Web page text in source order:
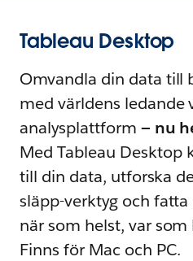
Tableau Desktop
Omvandla din data till
med världens ledande
analysplattform — nu
Med Tableau Desktop
till din data, utforska
släpp-verktyg och
när som helst, var
Finns för Mac och PC.